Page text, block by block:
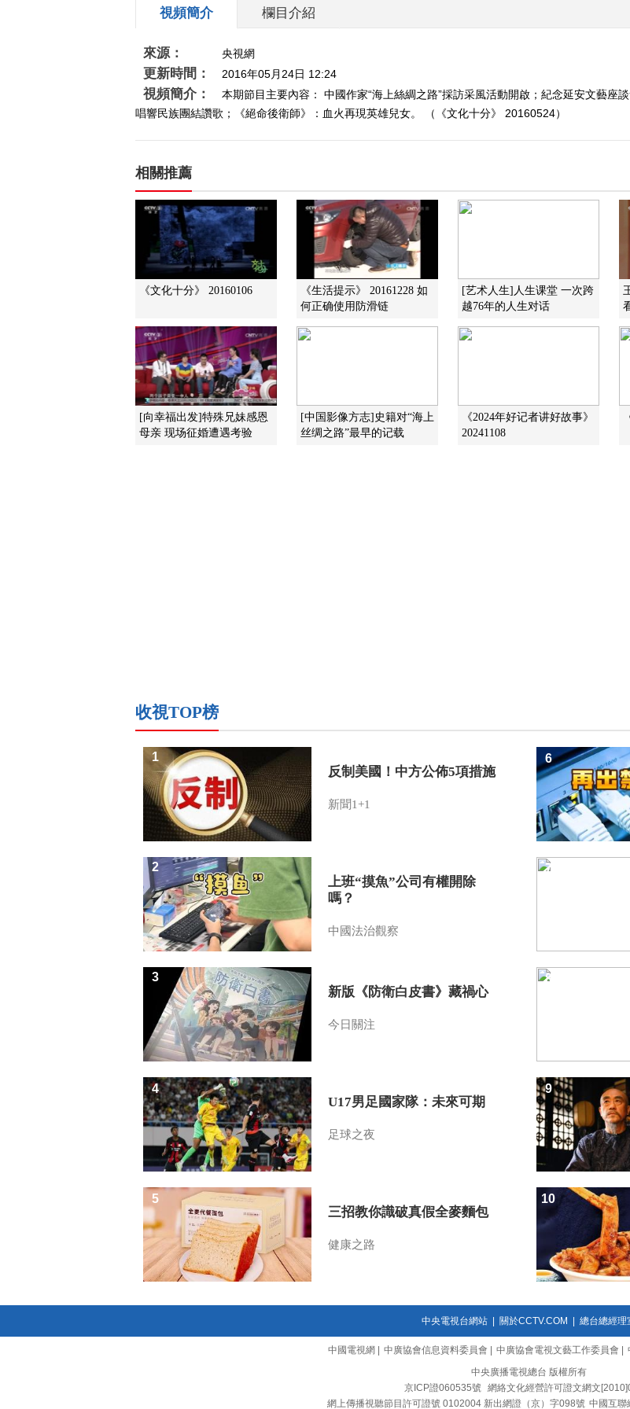
視頻簡介 欄目介紹
來源： 央視網
更新時間： 2016年05月24日 12:24
視頻簡介：
本期節目主要內容： 中國作家“海上絲綢之路”採訪采風活動開啟；紀念延安文藝座
唱響民族團結讚歌；《絕命後衛師》：血火再現英雄兒女。 （《文化十分》 20160524）
相關推薦
《文化十分》 20160106
《生活提示》 20161228 如
何正确使用防滑链
[艺术人生]人生课堂 一次跨
越76年的人生对话
[向幸福出发]特殊兄妹感恩
母亲 现场征婚遭遇考验
[中国影像方志]史籍对“海上
丝绸之路”最早的记载
《2024年好记者讲好故事》
20241108
收視TOP榜
反制美國！中方公佈5項措施
新聞1+1
1
上班“摸魚”公司有權開除
嗎？
中國法治觀察
2
新版《防衛白皮書》藏禍心
今日關注
3
U17男足國家隊：未來可期
足球之夜
4
三招教你識破真假全麥麵包
健康之路
5
6
7
8
9
10
中央電視台網站| 關於CCTV.COM 總台總經理
中國電視網 中廣協會信息資料委員會 中廣協會電視文藝工作委員會
中央廣播電視總台 版權所有
京ICP證060535號
網絡文化經營許可證文網文
網上傳播視聽節目許可證號 0102004 新出網證（京）字098號 中國互聯